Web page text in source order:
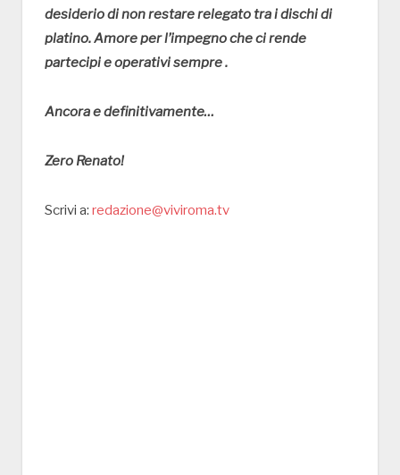
desiderio di non restare relegato tra i dischi di
platino. Amore per l’impegno che ci rende
partecipi e operativi sempre .
Ancora e definitivamente…
Zero Renato!
Scrivi a: redazione@viviroma.tv